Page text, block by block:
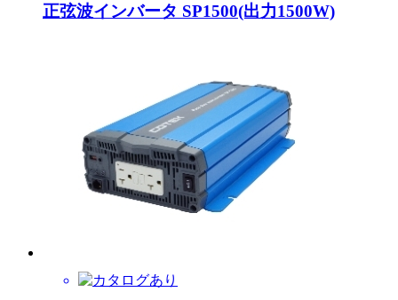
正弦波インバータ SP1500(出力1500W)